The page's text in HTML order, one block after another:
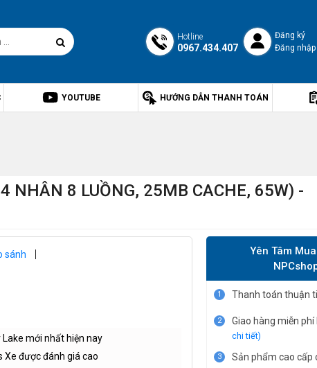
Hotline
0967.434.407
Đăng ký
Đăng nhập
YOUTUBE HƯỚNG DẪN THANH TOÁN
NHÂN 8 LUỒNG, 25MB CACHE, 65W) -
sánh
mới nhất hiện nay
Xe được đánh giá cao
Yên Tâm
1 Thanh toán thuận
2 Giao hàng miễn phí
chi tiết)
3 Sản phẩm cao cấp